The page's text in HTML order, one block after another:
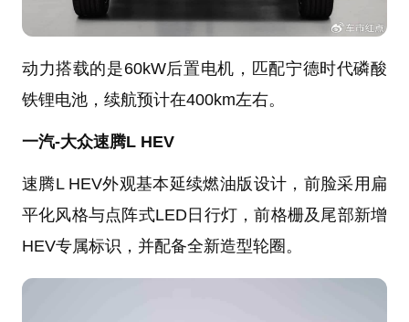
动力搭载的是60kW后置电机，匹配宁德时代磷酸
铁锂电池，续航预计在400km左右。
一汽-大众速腾L HEV
速腾L HEV外观基本延续燃油版设计，前脸采用扁
平化风格与点阵式LED日行灯，前格栅及尾部新增
HEV专属标识，并配备全新造型轮圈。